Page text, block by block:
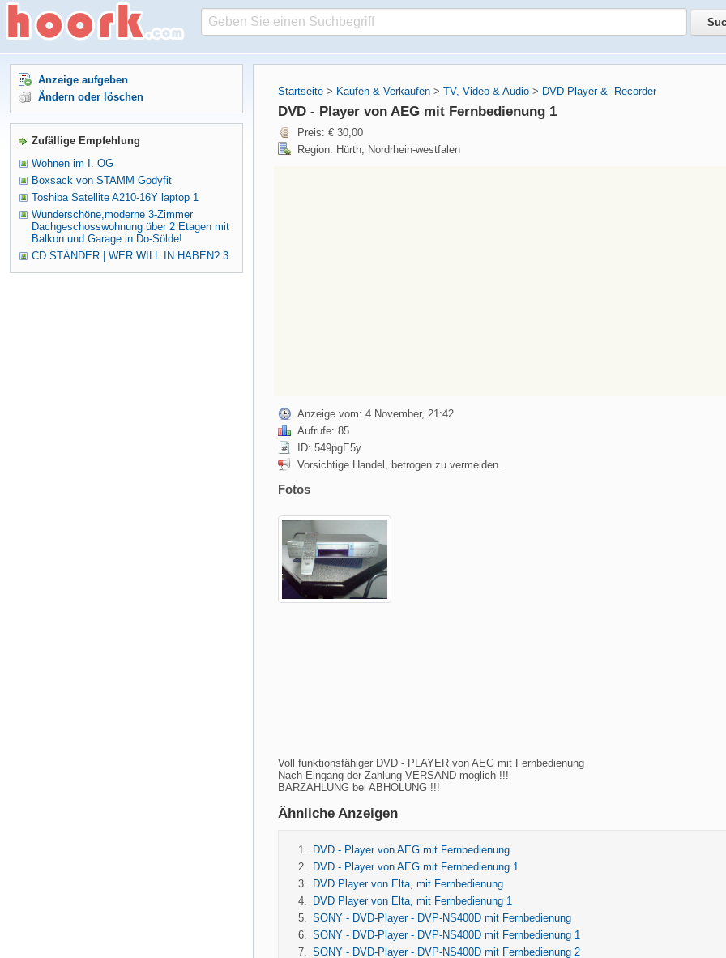
Startseite > Kaufen & Verkaufen > TV, Video & Audio > DVD-Player & -Recorder
DVD - Player von AEG mit Fernbedienung 1
Preis: € 30,00
Region: Hürth, Nordrhein-westfalen
Anzeige vom: 4 November, 21:42
Aufrufe: 85
ID: 549pgE5y
Vorsichtige Handel, betrogen zu vermeiden.
Fotos
Voll funktionsfähiger DVD - PLAYER von AEG mit Fernbedienung
Nach Eingang der Zahlung VERSAND möglich !!!
BARZAHLUNG bei ABHOLUNG !!!
Ähnliche Anzeigen
DVD - Player von AEG mit Fernbedienung
DVD - Player von AEG mit Fernbedienung 1
DVD Player von Elta, mit Fernbedienung
DVD Player von Elta, mit Fernbedienung 1
SONY - DVD-Player - DVP-NS400D mit Fernbedienung
SONY - DVD-Player - DVP-NS400D mit Fernbedienung 1
SONY - DVD-Player - DVP-NS400D mit Fernbedienung 2
Anzeige aufgeben
Ändern oder löschen
Zufällige Empfehlung
Wohnen im I. OG
Boxsack von STAMM Godyfit
Toshiba Satellite A210-16Y laptop 1
Wunderschöne,moderne 3-Zimmer
Dachgeschosswohnung über 2 Etagen mit
Balkon und Garage in Do-Sölde!
CD STÄNDER | WER WILL IN HABEN? 3